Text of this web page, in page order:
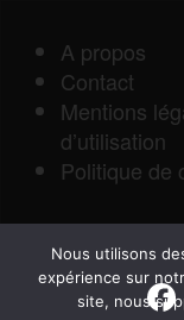
A propos
Contact
Mentions
d’utilisation
Politique de
Nous utilisons
expérience sur
site, nous